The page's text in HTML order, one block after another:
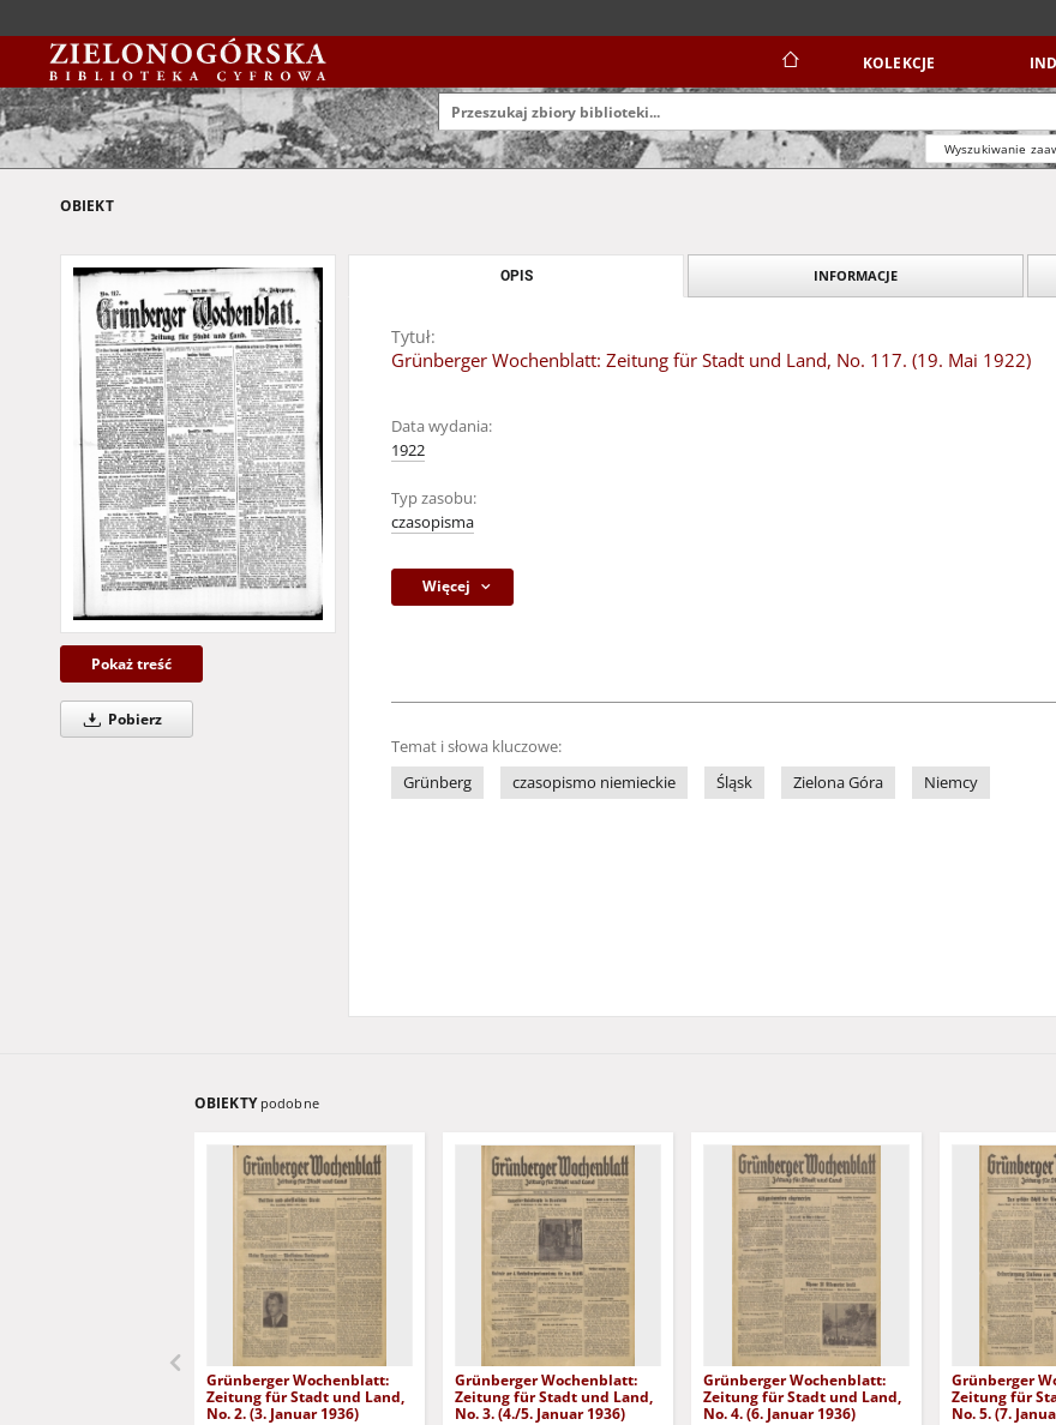
KOLEKCJE
Wyszukiwanie
OBIEKT
Pokaż treść
Pobierz
OPIS INFORMACJE
Tytuł:
Grünberger Wochenblatt: Zeitung für Stadt und Land, No. 117. (19. Mai 1922)
Data wydania:
1922
Typ zasobu:
czasopisma
Więcej
Temat i słowa kluczowe:
Grünberg
czasopismo niemieckie Śląsk Zielona Góra Niemcy
OBIEKTY podobne
Grünberger Wochenblatt:
Zeitung für Stadt und Land,
No. 2. (3. Januar 1936)
Grünberger Wochenblatt:
Zeitung für Stadt und Land,
No. 3. (4./5. Januar 1936)
Grünberger Wochenblatt:
Zeitung für Stadt und Land,
No. 4. (6. Januar 1936)
Grünberger
Zeitung für
No. 5. (7.